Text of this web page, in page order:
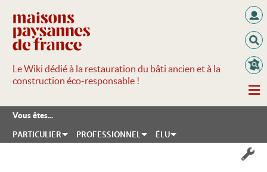
Le Wiki dédié à la restauration du bâti ancien et à la
construction éco-responsable !
Vous êtes...
PARTICULIER PROFESSIONNEL ÉLU